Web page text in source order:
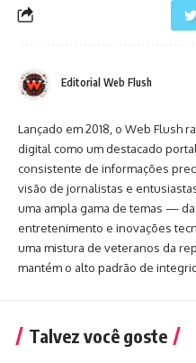
Editorial Web Flush
Lançado em 2018, o Web Flush
digital como um destacado
consistente de informações
visão de jornalistas e
uma ampla gama de temas —
entretenimento e inovações
uma mistura de veteranos da
mantém o alto padrão de
Talvez você goste